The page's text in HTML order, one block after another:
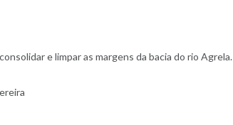
e limpar as margens da bacia do rio Agrela.